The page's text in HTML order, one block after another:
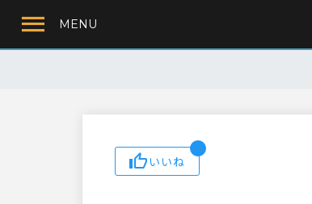
MENU
いいね